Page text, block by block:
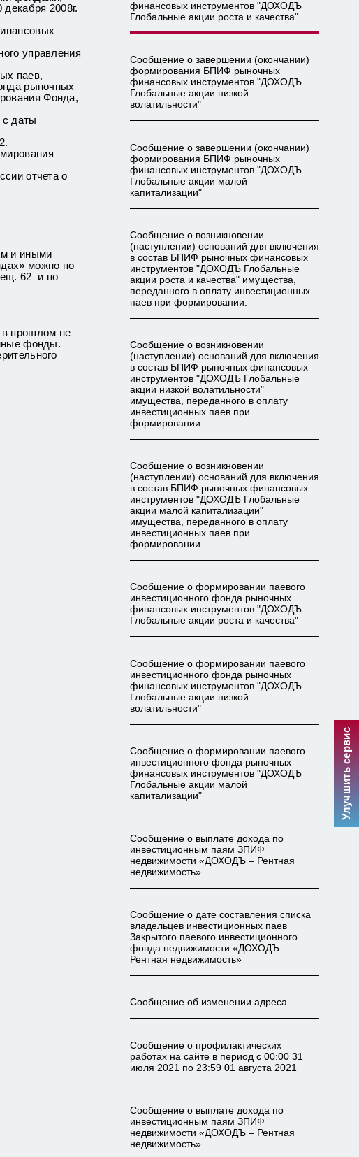
финансовых инструментов "ДОХОДЪ
Глобальные акции роста и качества"
Сообщение о завершении (окончании)
формирования БПИФ рыночных
финансовых инструментов "ДОХОДЪ
Глобальные акции низкой
волатильности"
Сообщение о завершении (окончании)
формирования БПИФ рыночных
финансовых инструментов "ДОХОДЪ
Глобальные акции малой
капитализации"
Сообщение о возникновении
(наступлении) оснований для включения
в состав БПИФ рыночных финансовых
инструментов "ДОХОДЪ Глобальные
акции роста и качества" имущества,
переданного в оплату инвестиционных
паев при формировании.
Сообщение о возникновении
(наступлении) оснований для включения
в состав БПИФ рыночных финансовых
инструментов "ДОХОДЪ Глобальные
акции низкой волатильности"
имущества, переданного в оплату
инвестиционных паев при
формировании.
Сообщение о возникновении
(наступлении) оснований для включения
в состав БПИФ рыночных финансовых
инструментов "ДОХОДЪ Глобальные
акции малой капитализации"
имущества, переданного в оплату
инвестиционных паев при
формировании.
Сообщение о формировании паевого
инвестиционного фонда рыночных
финансовых инструментов "ДОХОДЪ
Глобальные акции роста и качества"
Сообщение о формировании паевого
инвестиционного фонда рыночных
финансовых инструментов "ДОХОДЪ
Глобальные акции низкой
волатильности"
Сообщение о формировании паевого
инвестиционного фонда рыночных
финансовых инструментов "ДОХОДЪ
Глобальные акции малой
капитализации"
Сообщение о выплате дохода по
инвестиционным паям ЗПИФ
недвижимости «ДОХОДЪ – Рентная
недвижимость»
Сообщение о дате составления списка
владельцев инвестиционных паев
Закрытого паевого инвестиционного
фонда недвижимости «ДОХОДЪ –
Рентная недвижимость»
Сообщение об изменении адреса
Сообщение о профилактических
работах на сайте в период с 00:00 31
июля 2021 по 23:59 01 августа 2021
Сообщение о выплате дохода по
инвестиционным паям ЗПИФ
недвижимости «ДОХОДЪ – Рентная
недвижимость»
2008г.
управления
паев,
рыночных
Фонда,
с даты
отчета о
и иными
можно по
62 и по
в прошлом не
фонды.
Улучшить сервис